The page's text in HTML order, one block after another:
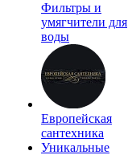
Фильтры и
умягчители для
воды
Европейская
сантехника
Уникальные